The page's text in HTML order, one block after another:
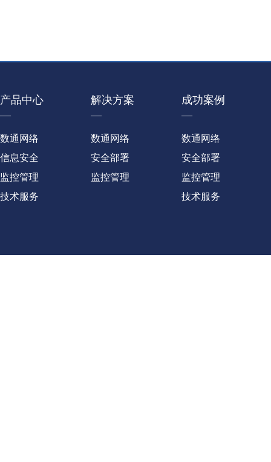
数通网络
信息安全
监控管理
技术服务
产品中心
—
数通网络
安全部署
监控管理
数通网络
安全部署
监控管理
技术服务
解决方案
—
成功案例
—